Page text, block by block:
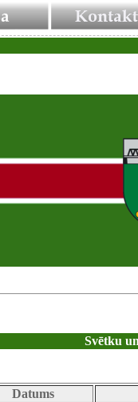
Svētku
Datums